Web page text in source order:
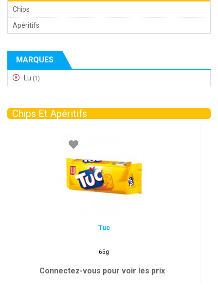
Chips
Apéritifs
MARQUES
Lu (1)
Chips Et Apéritifs
Tuc
65g
Connectez-vous pour voir les prix